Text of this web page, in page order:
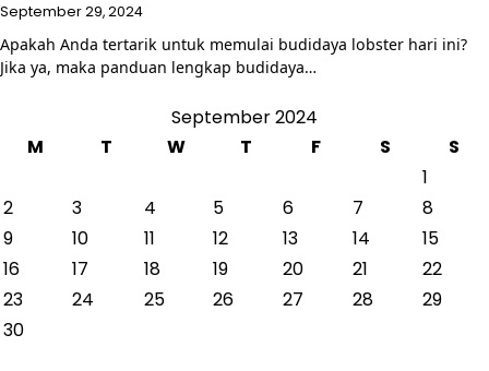
September 29, 2024
Apakah Anda tertarik untuk memulai budidaya lobster hari ini?
Jika ya, maka panduan lengkap budidaya…
September 2024
M
T W T F S
S
1
2
3 4 5 6 7
8
9
10 11 12 13 14
15
16
17 18 19 20 21
22
23
24 25 26 27 28
29
30